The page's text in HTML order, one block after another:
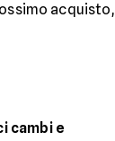
acquisto,
cambi e